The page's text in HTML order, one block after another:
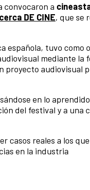
convocaron a
DE CINE, que se
española, tuvo como
mediante la
proyecto audiovisual
en lo
del festival y a una
casos reales a los
en la industria